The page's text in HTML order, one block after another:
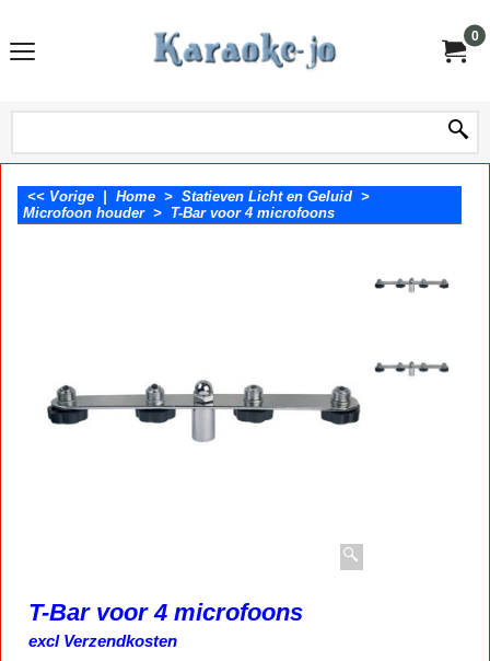
0
<< Vorige Home > Statieven Licht en Geluid >
Microfoon houder> T-Bar voor 4 microfoons
T-Bar voor 4 microfoons
€14.65 incl BTW